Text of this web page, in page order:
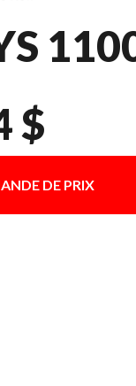
$
DE PRIX